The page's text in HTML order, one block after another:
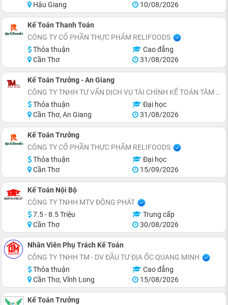
Hậu Giang
10/08/2026
Kế Toán Thanh Toán
CÔNG TY CỔ PHẦN THỰC PHẨM RELIFOODS
Thỏa thuận
Cao đẳng
Cần Thơ
31/08/2026
Kế Toán Trưởng - An Giang
CÔNG TY TNHH TƯ VẤN DỊCH VỤ TÀI CHÍNH KẾ TOÁN TÂM MINH
Thỏa thuận
Đại học
Cần Thơ, An Giang
31/08/2026
Kế Toán Trưởng
CÔNG TY CỔ PHẦN THỰC PHẨM RELIFOODS
Thỏa thuận
Đại học
Cần Thơ
15/09/2026
Kế Toán Nội Bộ
CÔNG TY TNHH MTV ĐÔNG PHÁT
7.5 - 8.5 Triệu
Trung cấp
Cần Thơ
30/08/2026
Nhân Viên Phụ Trách Kế Toán
CÔNG TY TNHH TM - DV ĐẦU TƯ ĐỊA ỐC QUANG MINH
Thỏa thuận
Cao đẳng
Cần Thơ, Vĩnh Long
15/08/2026
Kế Toán Trưởng